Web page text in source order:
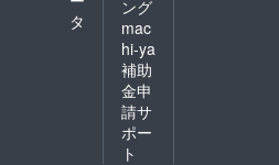
タ
ング
mac
hi-ya
補助
金申
請サ
ポー
ト